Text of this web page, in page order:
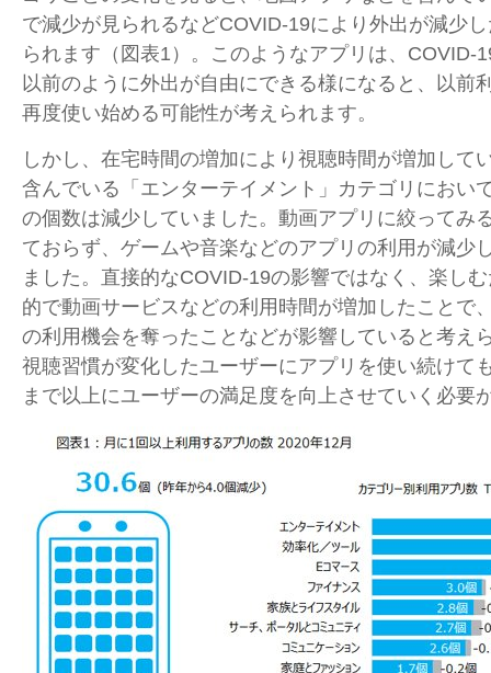
で減少が見られるなどCOVID-19により外出が減少
られます（図表1）。このようなアプリは、 COVID-
以前のように外出が自由にできる様になると、以前
再度使い始める可能性が考えられます。
しかし、在宅時間の増加により視聴時間が増加して
含んでいる「エンターテイメント」カテゴリにおい
の個数は減少していました。動画アプリに絞ってみ
ておらず、ゲームや音楽などのアプリの利用が減少
ました。直接的なCOVID-19の影響ではなく、楽し
的で動画サービスなどの利用時間が増加したことで
の利用機会を奪ったことなどが影響していると考え
視聴習慣が変化したユーザーにアプリを使い続けて
まで以上にユーザーの満足度を向上させていく必要